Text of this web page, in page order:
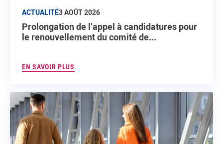
ACTUALITÉ3 AOÛT 2026
Prolongation de l’appel à candidatures pour
le renouvellement du comité de...
EN SAVOIR PLUS